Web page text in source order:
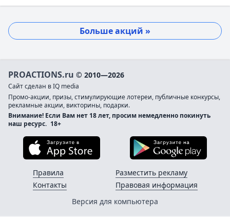
Больше акций »
PROACTIONS.ru © 2010—2026
Сайт сделан в IQ media
Промо-акции, призы, стимулирующие лотереи, публичные конкурсы,
рекламные акции, викторины, подарки.
Внимание! Если Вам нет 18 лет, просим немедленно покинуть
наш ресурс. 18+
Загрузите в App Store
Правила
Контакты
Разместить рекламу
Правовая информация
Версия для компьютера